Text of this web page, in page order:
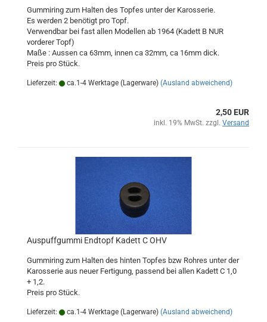
Gummiring zum Halten des Topfes unter der Karosserie.
Es werden 2 benötigt pro Topf.
Verwendbar bei fast allen Modellen ab 1964 (Kadett B NUR
vorderer Topf)
Maße : Aussen ca 63mm, innen ca 32mm, ca 16mm dick.
Preis pro Stück.
Lieferzeit: ca.1-4 Werktage (Lagerware) (Ausland abweichend)
2,50 EUR
inkl. 19% MwSt. zzgl. Versand
Auspuffgummi Endtopf Kadett C OHV
Gummiring zum Halten des hinten Topfes bzw Rohres unter der
Karosserie aus neuer Fertigung, passend bei allen Kadett C 1,0
+ 1,2.
Preis pro Stück.
Lieferzeit: ca.1-4 Werktage (Lagerware) (Ausland abweichend)